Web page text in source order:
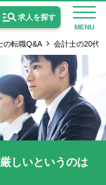
MENU
求人を探す
の転職Q&A 会計士の20代
しいというのは